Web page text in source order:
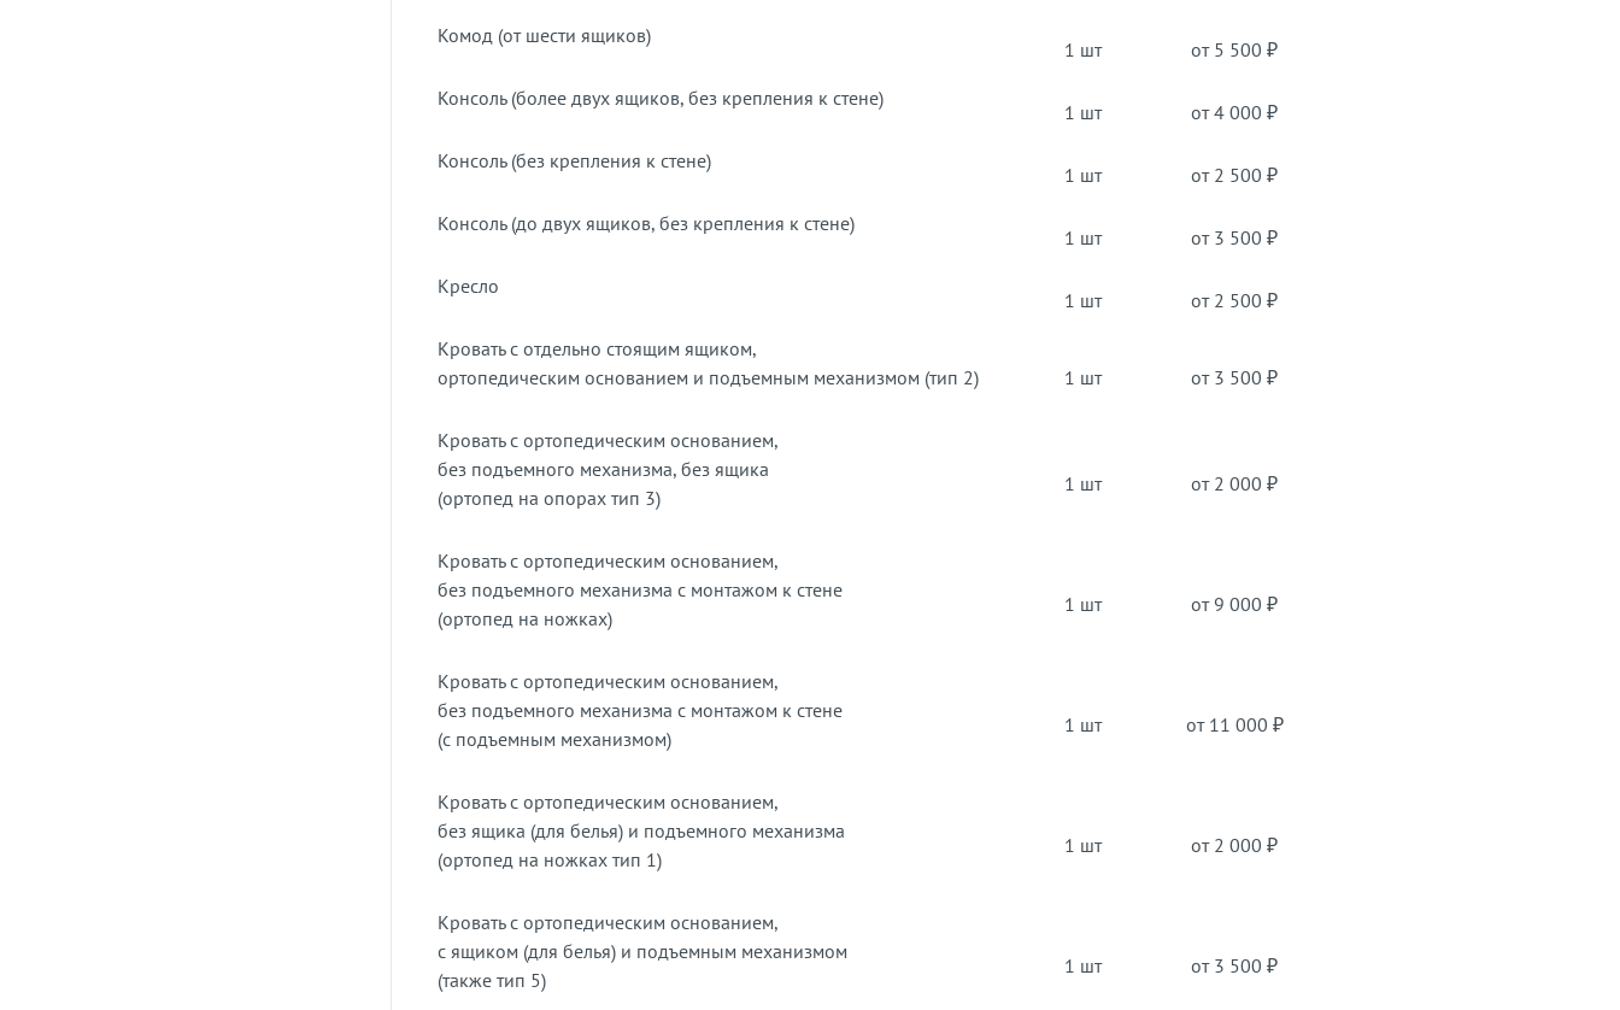
Комод (от шести ящиков)
1 шт
от 5 500 ₽
Консоль (более двух ящиков, без крепления к стене)
1 шт
от 4 000 ₽
Консоль (без крепления к стене)
1 шт
от 2 500 ₽
Консоль (до двух ящиков, без крепления к стене)
1 шт
от 3 500 ₽
Кресло
1 шт
от 2 500 ₽
Кровать с отдельно стоящим ящиком,
ортопедическим основанием и подъемным механизмом (тип 2)
1 шт от 3 500 ₽
Кровать с ортопедическим основанием,
без подъемного механизма, без ящика
(ортопед на опорах тип 3)
1 шт от 2 000 ₽
Кровать с ортопедическим основанием,
без подъемного механизма с монтажом к стене
(ортопед на ножках)
1 шт от 9 000 ₽
Кровать с ортопедическим основанием,
без подъемного механизма с монтажом к стене
(с подъемным механизмом)
1 шт от 11 000 ₽
Кровать с ортопедическим основанием,
без ящика (для белья) и подъемного механизма
(ортопед на ножках тип 1)
1 шт от 2 000 ₽
Кровать с ортопедическим основанием,
с ящиком (для белья) и подъемным механизмом
(также тип 5)
1 шт от 3 500 ₽